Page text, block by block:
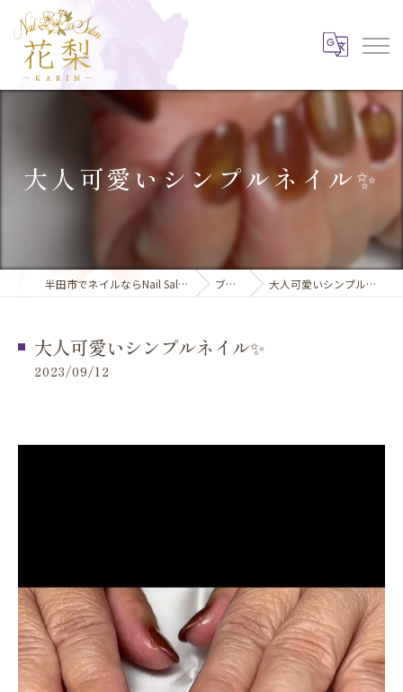
大人可愛いシンプルネイル✨️
半田市でネイルならNail Salon 花梨 ブログ 大人可愛いシンプルネイル✨️
大人可愛いシンプルネイル✨️
2023/09/12